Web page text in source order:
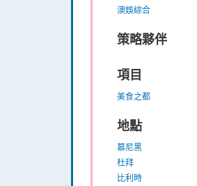
澳娛綜合
策略夥伴
項目
美食之都
地點
慕尼黑
杜拜
比利時